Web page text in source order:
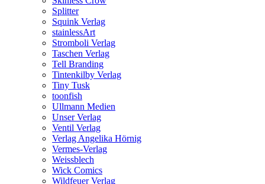
Splitter
Squink Verlag
stainlessArt
Stromboli Verlag
Taschen Verlag
Tell Branding
Tintenkilby Verlag
Tiny Tusk
toonfish
Ullmann Medien
Unser Verlag
Ventil Verlag
Verlag Angelika Hörnig
Vermes-Verlag
Weissblech
Wick Comics
Wildfeuer Verlag